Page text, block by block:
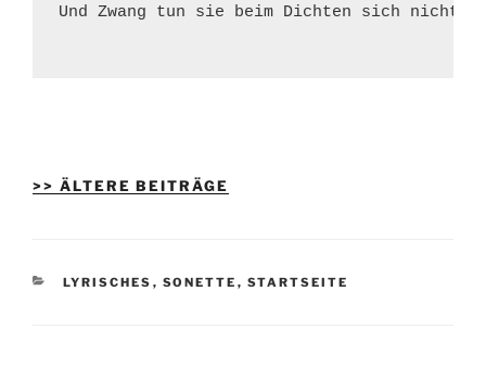
Und Zwang tun sie beim Dichten sich nicht
>> ÄLTERE BEITRÄGE
KATEGORIEN
LYRISCHES , SONETTE , STARTSEITE